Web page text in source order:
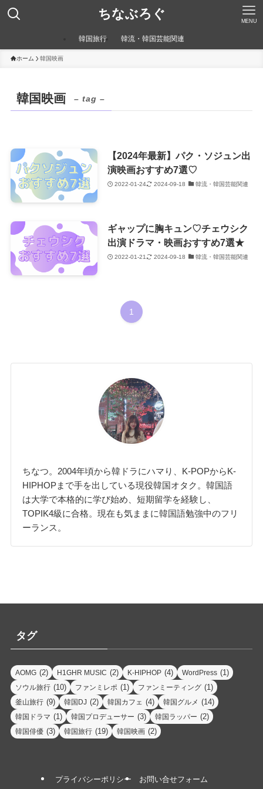
ちなぶろぐ MENU
韓国旅行 韓流・韓国芸能関連
ホーム 韓国映画
韓国映画 – tag –
【2024年最新】パク・ソジュン出
演映画おすすめ7選♡
2022-01-24 2024-09-18 韓流・韓国芸能関連
ギャップに胸キュン♡チェウシク
出演ドラマ・映画おすすめ7選★
2022-01-21 2024-09-18 韓流・韓国芸能関連
1
ちなつ。2004年頃から韓ドラにハマり、K-POPからK-
HIPHOPまで手を出している現役韓国オタク。韓国語
は大学で本格的に学び始め、短期留学を経験し、
TOPIK4級に合格。現在も気ままに韓国語勉強中のフリ
ーランス。
タグ
AOMG (2) H1GHR MUSIC (2) K-HIPHOP (4) WordPress (1)
ソウル旅行 (10) ファンミレポ (1) ファンミーティング (1)
釜山旅行 (9) 韓国DJ (2) 韓国カフェ (4) 韓国グルメ (14)
韓国ドラマ (1) 韓国プロデューサー (3) 韓国ラッパー (2)
韓国俳優 (3) 韓国旅行 (19) 韓国映画 (2)
プライバシーポリシー お問い合せフォーム